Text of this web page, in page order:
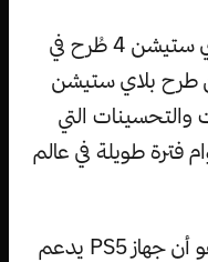
في البداية، عليك أن تعلم أن بلاي ستيشن 4 طُرح في
7 سنوات من طرح بلاي ستيشن
والتحسينات التي
الجهاز الجديد، و7 أعوام فترة طويلة في عالم
أمر آخر مهم عليك أن تعلمه، وهو أن جهاز PS5 يدعم